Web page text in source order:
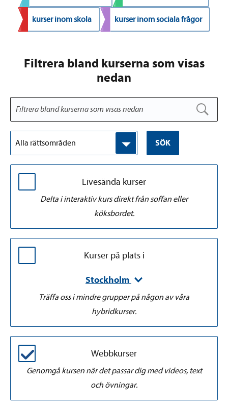
kurser inom skola kurser inom sociala frågor
Filtrera bland kurserna som visas
nedan
Alla rättsområden SÖK
Livesända kurser
Delta i interaktiv kurs direkt från soffan eller
köksbordet.
Kurser på plats i
Stockholm
Träffa oss i mindre grupper på någon av våra
hybridkurser.
Webbkurser
Genomgå kursen när det passar dig med videos, text
och övningar.